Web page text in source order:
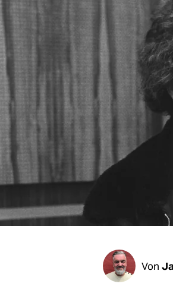
nord
wahrheit
verlag
veranstaltungen
unterstützen
abo
genossenschaft
Von